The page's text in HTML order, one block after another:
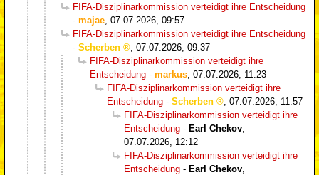
FIFA-Disziplinarkommission verteidigt ihre Entscheidung
- majae 07.07.2026, 09:57
FIFA-Disziplinarkommission verteidigt ihre Entscheidung
- Scherben
07.07.2026, 09:37
FIFA-Disziplinarkommission verteidigt ihre
Entscheidung - markus 07.07.2026, 11:23
FIFA-Disziplinarkommission verteidigt ihre
Entscheidung - Scherben
07.07.2026, 11:57
FIFA-Disziplinarkommission verteidigt ihre
Entscheidung - Earl Chekov
07.07.2026, 12:12
FIFA-Disziplinarkommission verteidigt ihre
Entscheidung - Earl Chekov